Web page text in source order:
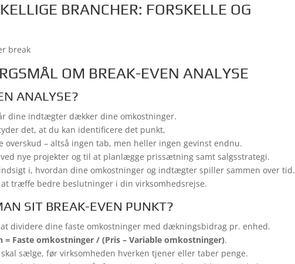
BRANCHER: FORSKELLE OG
break
OM BREAK-EVEN ANALYSE
ANALYSE?
dine indtægter dækker dine omkostninger.
det, at du kan identificere det punkt,
– altså ingen tab, men heller ingen gevinst endnu.
nye projekter og til at planlægge prissætning samt salgsstrategi.
i, hvordan dine omkostninger og indtægter spiller sammen over tid.
træffe bedre beslutninger i din virksomhedsrejse.
SIT BREAK-EVEN PUNKT?
dividere dine faste omkostninger med dækningsbidrag pr. enhed.
= Faste omkostninger / (Pris – Variable omkostninger).
sælge, før virksomheden hverken tjener eller taber penge.